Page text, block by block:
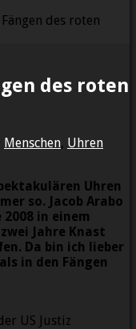
des roten
des roten
Menschen, Uhren
Uhren
so. Jacob Arabo
in einem
Jahre Knast
Da bin ich lieber
in den Fängen
US Justiz